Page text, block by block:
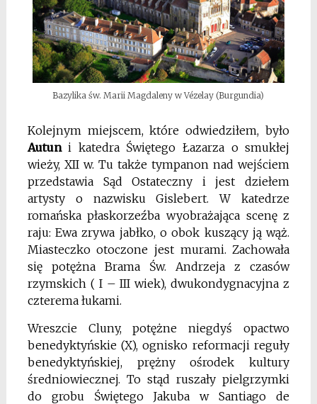
Bazylika św. Marii Magdaleny w Vézelay (Burgundia)
Kolejnym miejscem, które odwiedziłem, było
Autuni katedra Świętego Łazarza o smukłej
wieży, XII w. Tu także tympanon nad wejściem
przedstawia Sąd Ostateczny i jest dziełem
artysty o nazwisku Gislebert. W katedrze
romańska płaskorzeźba wyobrażająca scenę z
raju: Ewa zrywa jabłko, o obok kuszący ją wąż.
Miasteczko otoczone jest murami. Zachowała
się potężna Brama Św. Andrzeja z czasów
rzymskich ( I – III wiek), dwukondygnacyjna z
czterema łukami.
Wreszcie Cluny, potężne niegdyś opactwo
benedyktyńskie (X), ognisko reformacji reguły
benedyktyńskiej, prężny ośrodek kultury
średniowiecznej. To stąd ruszały pielgrzymki
do grobu Świętego Jakuba w Santiago de